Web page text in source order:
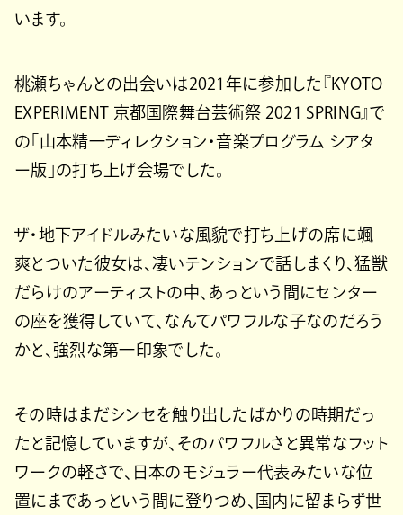
います。
桃瀬ちゃんとの出会いは2021年に参加した『KYOTO
EXPERIMENT 京都国際舞台芸術祭 2021 SPRING』で
の「山本精一ディレクション・音楽プログラム シアタ
ー版」の打ち上げ会場でした。
ザ・地下アイドルみたいな風貌で打ち上げの席に颯
爽とついた彼女は、凄いテンションで話しまくり、猛獣
だらけのアーティストの中、あっという間にセンター
の座を獲得していて、なんてパワフルな子なのだろう
かと、強烈な第一印象でした。
その時はまだシンセを触り出したばかりの時期だっ
たと記憶していますが、そのパワフルさと異常なフット
ワークの軽さで、日本のモジュラー代表みたいな位
置にまであっという間に登りつめ、国内に留まらず世